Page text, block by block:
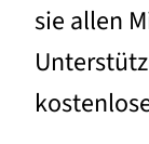
sie allen